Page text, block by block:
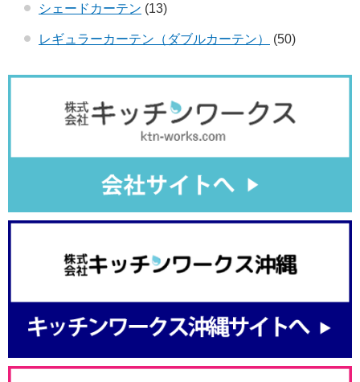
シェードカーテン (13)
レギュラーカーテン（ダブルカーテン） (50)